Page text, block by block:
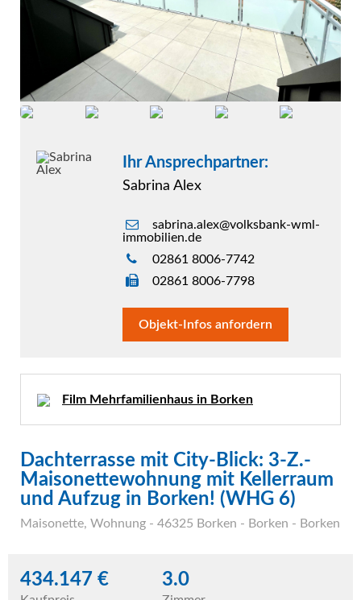
Ihr Ansprechpartner:
Sabrina Alex
sabrina.alex@volksbank-wml-
immobilien.de
02861 8006-7742
02861 8006-7798
Objekt-Infos anfordern
Film Mehrfamilienhaus in Borken
Dachterrasse mit City-Blick: 3-Z.-
Maisonettewohnung mit Kellerraum
und Aufzug in Borken! (WHG 6)
Maisonette, Wohnung - 46325 Borken - Borken - Borken
434.147 € 3.0